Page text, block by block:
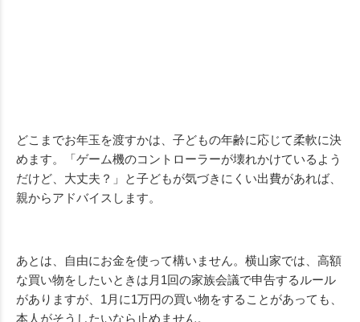
どこまでお年玉を渡すかは、子どもの年齢に応じて柔軟に決
めます。「ゲーム機のコントローラーが壊れかけているよう
だけど、大丈夫？」と子どもが気づきにくい出費があれば、
親からアドバイスします。
あとは、自由にお金を使って構いません。横山家では、高額
な買い物をしたいときは月 1回の家族会議で申告するルール
がありますが、 1月に1万円の買い物をすることがあっても、
本人がそうしたいなら止めません。